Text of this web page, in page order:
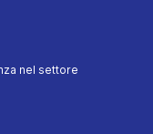
nel settore